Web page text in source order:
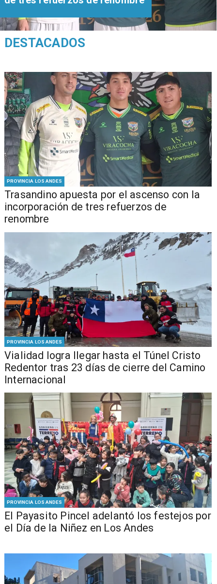
PROVINCIA LOS ANDES
Trasandino apuesta por el ascenso con la
incorporación de tres refuerzos de
renombre
PROVINCIA LOS ANDES
Vialidad logra llegar hasta el Túnel Cristo
Redentor tras 23 días de cierre del Camino
Internacional
PROVINCIA LOS ANDES
El Payasito Pincel adelantó los festejos por
el Día de la Niñez en Los Andes
DESTACADOS